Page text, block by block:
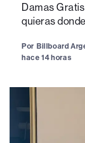
Damas
quieras
Por Billboard
hace 14 horas